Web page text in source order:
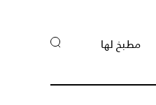
مطبخ لها